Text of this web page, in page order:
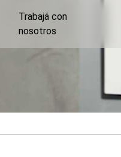
Trabajá con
nosotros